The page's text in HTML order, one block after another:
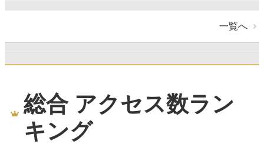
一覧へ
総合 アクセス数ラン
キング